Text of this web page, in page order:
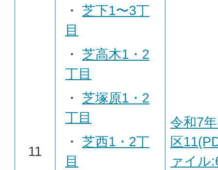
11
・ 芝下1〜3丁
目
・ 芝高木1・2
丁目
・ 芝塚原1・2
丁目
・ 芝西1・2丁
目
令和7
区
ァイル